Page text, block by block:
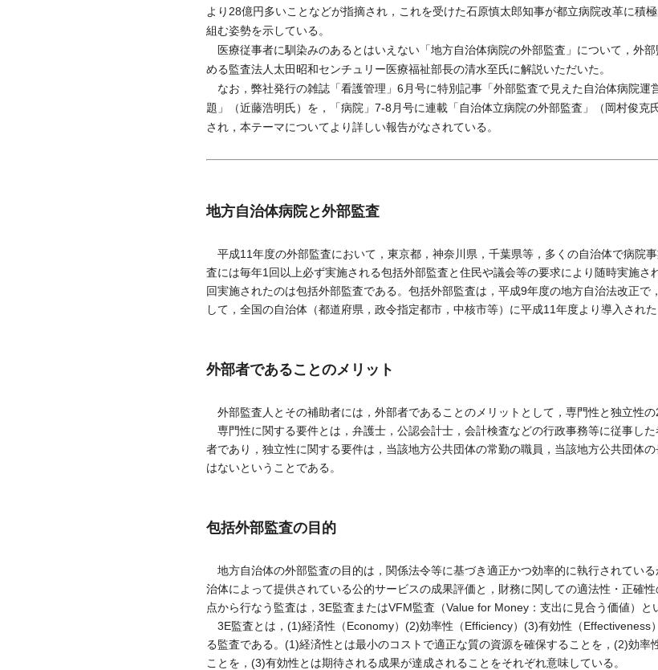
より28億円多いことなどが指摘され，これを受けた石原慎太郎知事が都立病院改革に積
組む姿勢を示している。
医療従事者に馴染みのあるとはいえない「地方自治体病院の外部監査」について，外部
める監査法人太田昭和センチュリー医療福祉部長の清水至氏に解説いただいた。
なお，弊社発行の雑誌「看護管理」6月号に特別記事「外部監査で見えた自治体病院運
題」（近藤浩明氏）を，「病院」7-8月号に連載「自治体立病院の外部監査」（岡村俊克
され，本テーマについてより詳しい報告がなされている。
地方自治体病院と外部監査
平成11年度の外部監査において，東京都，神奈川県，千葉県等，多くの自治体で病院
査には毎年1回以上必ず実施される包括外部監査と住民や議会等の要求により随時実施さ
回実施されたのは包括外部監査である。包括外部監査は，平成9年度の地方自治法改正で
して，全国の自治体（都道府県，政令指定都市，中核市等）に平成11年度より導入され
外部者であることのメリット
外部監査人とその補助者には，外部者であることのメリットとして，専門性と独立性の
専門性に関する要件とは，弁護士，公認会計士，会計検査などの行政事務等に従事し
者であり，独立性に関する要件は，当該地方公共団体の常勤の職員，当該地方公共団体
はないということである。
包括外部監査の目的
地方自治体の外部監査の目的は，関係法令等に基づき適正かつ効率的に執行されてい
治体によって提供されている公的サービスの成果評価と，財務に関しての適法性・正確
点から行なう監査は，3E監査またはVFM監査（Value for Money：支出に見合う価値）と
3E監査とは，(1)経済性（Economy）(2)効率性（Efficiency）(3)有効性（Effectiveness
る監査である。(1)経済性とは最小のコストで適正な質の資源を確保することを，(2)効率
ことを，(3)有効性とは期待される成果が達成されることをそれぞれ意味している。